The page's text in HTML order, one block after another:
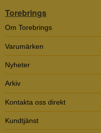
Torebrings
Om Torebrings
Varumärken
Nyheter
Arkiv
Kontakta oss direkt
Kundtjänst